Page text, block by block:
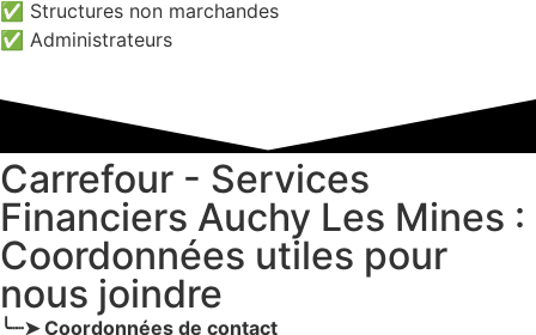
✅ Structures non marchandes
✅ Administrateurs
Carrefour - Services
Financiers Auchy Les Mines :
Coordonnées utiles pour
nous joindre
╰┈➤ Coordonnées de contact